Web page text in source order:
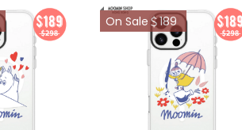
On Sale＄189